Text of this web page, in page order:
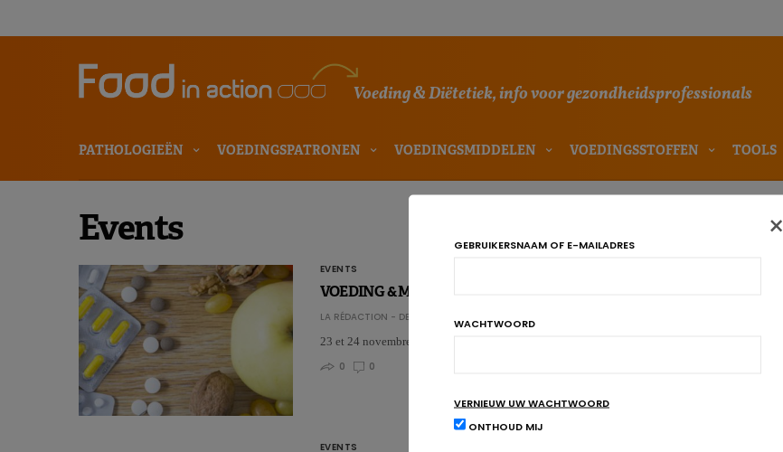
Voeding & Diëtetiek, info voor gezondheidsprofessionals
PATHOLOGIEËN VOEDINGSPATRONEN VOEDINGSMIDDELEN VOEDINGSSTOFFEN TOOLS
Events
EVENTS
VOEDING & MEDICATIE
LA RÉDACTION - DE REDACTIE
23 et 24 novembre 2022 – Conférences – Keynotes – Networking…
0
0
EVENTS
×
GEBRUIKERSNAAM OF E-MAILADRES
WACHTWOORD
VERNIEUW UW WACHTWOORD
ONTHOUD MIJ